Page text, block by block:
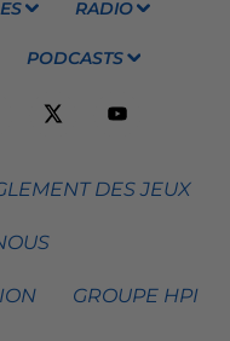
RADIO
PODCASTS
DES JEUX
GROUPE HPI